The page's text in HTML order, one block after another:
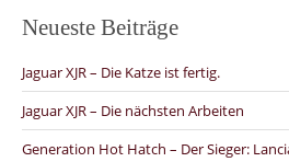
Neueste Beiträge
Jaguar XJR – Die Katze ist fertig.
Jaguar XJR – Die nächsten Arbeiten
Generation Hot Hatch – Der Sieger: